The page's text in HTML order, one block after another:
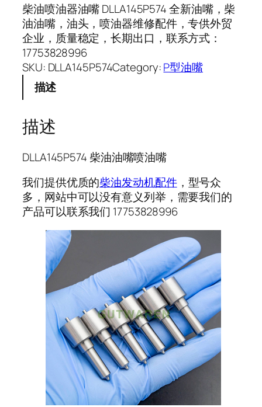
柴油喷油器油嘴 DLLA145P574 全新油嘴，柴
油油嘴，油头，喷油器维修配件，专供外贸
企业，质量稳定，长期出口，联系方式：
17753828996
SKU: DLLA145P574Category:P型油嘴
描述
描述
DLLA145P574 柴油油嘴喷油嘴
我们提供优质的柴油发动机配件，型号众
多，网站中可以没有意义列举，需要我们的
产品可以联系我们 17753828996